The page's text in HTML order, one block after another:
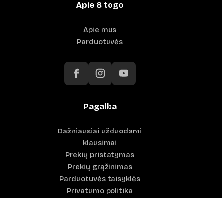
Apie 8 togo
Apie mus
Parduotuvės
Pagalba
Dažniausiai užduodami
klausimai
Prekių pristatymas
Prekių grąžinimas
Parduotuvės taisyklės
Privatumo politika